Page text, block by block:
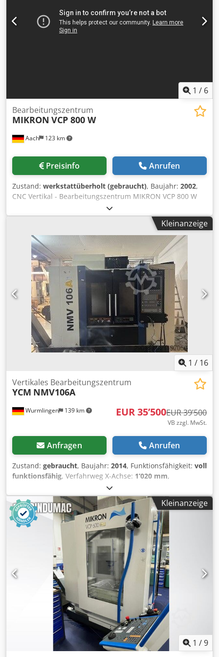
Maschinengewicht ca. 8,5 t Raumbedarf ca. 4400 x 2250 x
2920 mm Zusatzinformationen Maschine mit nur 3.275
Spindelstunden! * CNC Steuerung Heidenhain iTNC 530 *
1 / 6
Aach 123 km
Bearbeitungszentrum
MIKRON VCP 800 W
Preisinfo Anrufen
Zustand: werkstattüberholt (gebraucht), Baujahr: 2002,
CNC Vertikal - Bearbeitungszentrum MIKRON VCP 800 W
Mit Bahnsteuerung Heidenhain iTNC 530 Baujahr: 2002
Verfahrwege: X 800 Y 650 Z 500 Cjdpeviq U Eofx Ap Horf
Drehzahlbereich: 0 – 20.000 U/min stufenlos Mit
folgendem Zubehör: Starrer Winkeltisch 900 mm x 600 mm
Aufspannfläche Vertikal Werkzeugwechsler mit 30
Magazinplätzen ( HSK 63 ) Vollschutzkabine mit
Schiebetüren und Innenbeleuchtung Elektronisches
Handrad Werkzeugvermessung im Arbeitsraum ( BLUM
Laser ) 3 D Messtaster Infrarot Renishaw Späneförderer
Kühlmitteleinrichtung 4 Stk. Höhenverstellbare
Maschinenschuhe Betriebsanleitungen
Kleinanzeige
1 / 16
Wurmlingen 139 km
Vertikales Bearbeitungszentrum
YCM NMV106A
EUR 35’500EUR 39’500
VB zzgl. MwSt.
Anfragen Anrufen
Zustand: gebraucht, Baujahr: 2014, Funktionsfähigkeit: voll
funktionsfähig, Verfahrweg X-Achse: 1’020 mm,
600 mm, Verfahrweg Z-Achse:
mm, Eilgang X-Achse:36 m/min, Eilgang Y-Achse:36
m/min, Eilgang Z-Achse:24 m/min
Vorschubgeschwindigkeit X-Achse:20’000 m/min
Vorschubgeschwindigkeit Y-Achse:20’000 m/min
Vorschubgeschwindigkeit Z-Achse:20’000 m/min
Drehmoment:18’500 Nm , Steuerungshersteller:
, Steuerungsmodell: iTnc530, Tischbreite:
mm
, Tischlänge: 1’120 mm , Tischbelastung:800 kg
Gesamtgewicht:
6’500 kg, Spindeldrehzahl (max.):
, Kühlmittelzufuhr:30 bar, Abstand Tischmitte zu
Spindelnase:680 mm , Spindelnase: SK 40, Anzahl der
, Anzahl der Steckplätze im Werkzeugmagazin:
, Werkzeuglänge: 300 mm, Werkzeugdurchmesser:
, Werkzeuggewicht: 6 g
, Ausstattung:
Dokumentation/Handbuch, Drehzahl stufenlos
einstellbar, Späneförderer, Maschine verfügt zusätzlich
Kleinanzeige
1 /9